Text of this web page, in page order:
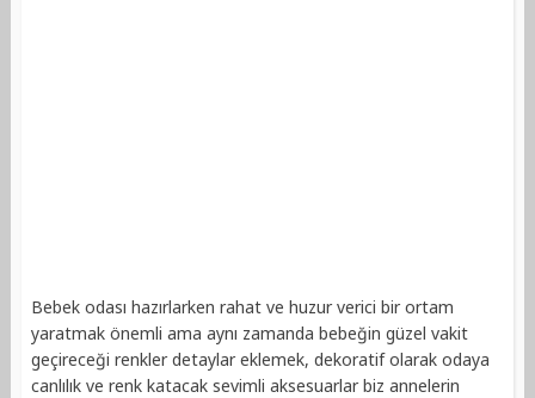
Bebek odası hazırlarken rahat ve huzur verici bir ortam
yaratmak önemli ama aynı zamanda bebeğin güzel vakit
geçireceği renkler detaylar eklemek, dekoratif olarak odaya
canlılık ve renk katacak sevimli aksesuarlar biz annelerin